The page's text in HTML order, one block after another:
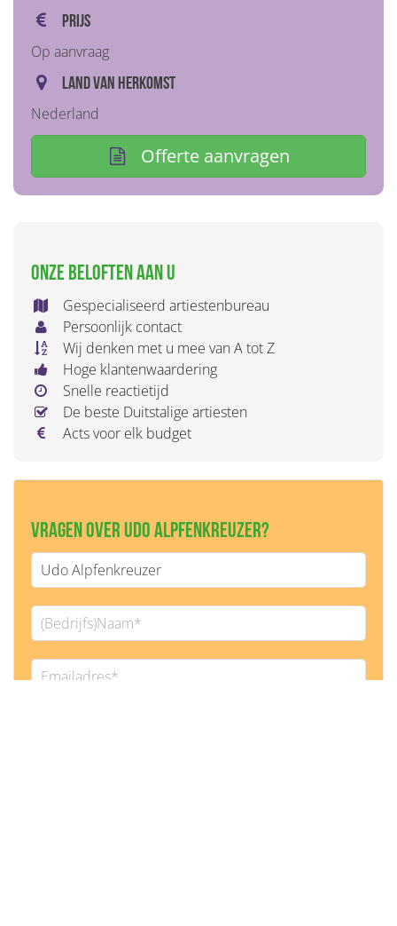
Prijs
Op aanvraag
Land van herkomst
Nederland
Offerte aanvragen
Onze beloften aan u
Gespecialiseerd artiestenbureau
Persoonlijk contact
Wij denken met u mee van A tot Z
Hoge klantenwaardering
Snelle reactietijd
De beste Duitstalige artiesten
Acts voor elk budget
Vragen over Udo Alpfenkreuzer?